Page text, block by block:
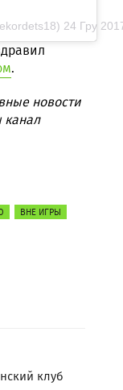
24 Гру
.
новости
ВНЕ ИГРЫ
клуб